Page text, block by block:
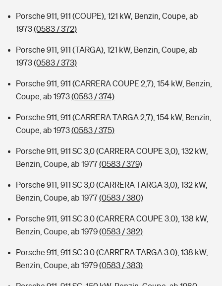
Porsche 911, 911 (COUPE), 121 kW, Benzin, Coupe, ab
1973(0583 / 372)
Porsche 911, 911 (TARGA), 121 kW, Benzin, Coupe, ab
1973(0583 / 373)
Porsche 911, 911 (CARRERA COUPE 2,7), 154 kW, Benzin,
Coupe, ab 1973(0583 / 374)
Porsche 911, 911 (CARRERA TARGA 2,7), 154 kW, Benzin,
Coupe, ab 1973(0583 / 375)
Porsche 911, 911 SC 3,0 (CARRERA COUPE 3,0), 132 kW,
Benzin, Coupe, ab 1977(0583 / 379)
Porsche 911, 911 SC 3,0 (CARRERA TARGA 3,0), 132 kW,
Benzin, Coupe, ab 1977(0583 / 380)
Porsche 911, 911 SC 3.0 (CARRERA COUPE 3.0), 138 kW,
Benzin, Coupe, ab 1979(0583 / 382)
Porsche 911, 911 SC 3.0 (CARRERA TARGA 3.0), 138 kW,
Benzin, Coupe, ab 1979(0583 / 383)